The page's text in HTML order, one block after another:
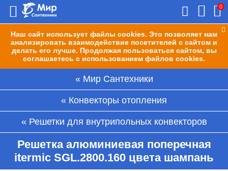
Наш сайт использует файлы cookies. Это позволяет нам
анализировать взаимодействие посетителей с сайтом и
делать его лучше. Продолжая пользоваться сайтом, вы
соглашаетесь с использованием файлов cookies.
0
Мир Сантехники
Конвекторы отопления
Решетки для внутрипольных конвекторов
Решетка алюминиевая поперечная
itermic SGL.2800.160 цвета шампань